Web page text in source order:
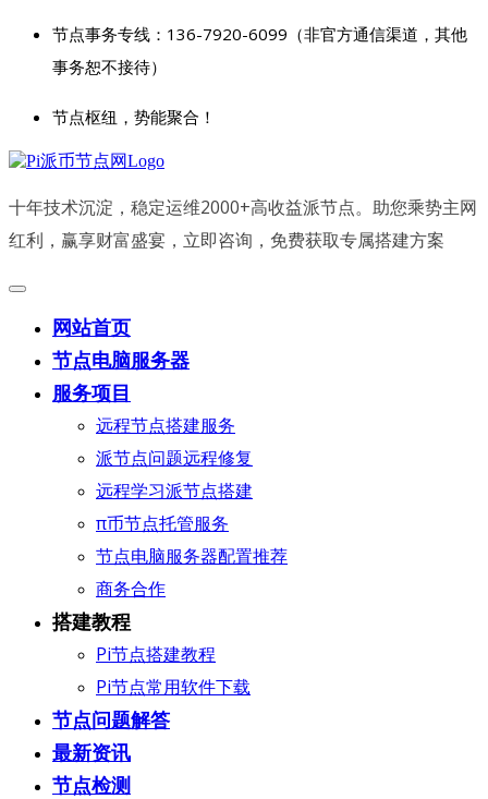
节点事务专线：136-7920-6099（非官方通信渠道，其他
事务恕不接待）
节点枢纽，势能聚合！
十年技术沉淀，稳定运维2000+高收益派节点。助您乘势主网
红利，赢享财富盛宴，立即咨询，免费获取专属搭建方案
网站首页
节点电脑服务器
服务项目
远程节点搭建服务
派节点问题远程修复
远程学习派节点搭建
π币节点托管服务
节点电脑服务器配置推荐
商务合作
搭建教程
Pi节点搭建教程
Pi节点常用软件下载
节点问题解答
最新资讯
节点检测